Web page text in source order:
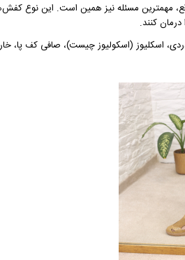
مهمترین مسئله نیز همین است. این نوع
کنند.
اسکلیوز (اسکولیوز چیست)، صافی کف پا،